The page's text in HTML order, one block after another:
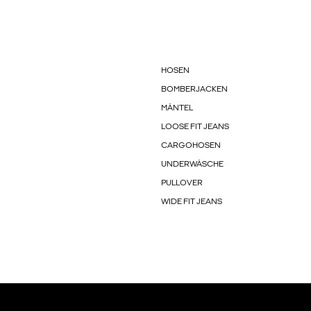
HOSEN
BOMBERJACKEN
MÄNTEL
LOOSE FIT JEANS
CARGOHOSEN
UNDERWÄSCHE
PULLOVER
WIDE FIT JEANS